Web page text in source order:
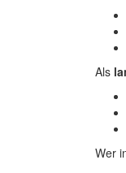
Als
Wer